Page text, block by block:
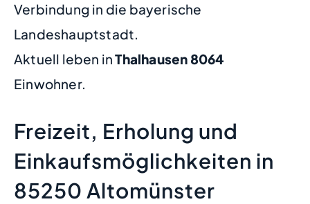
Verbindung in die bayerische
Landeshauptstadt.
Aktuell leben inThalhausen 8064
Einwohner.
Freizeit, Erholung und
Einkaufsmöglichkeiten in
85250 Altomünster